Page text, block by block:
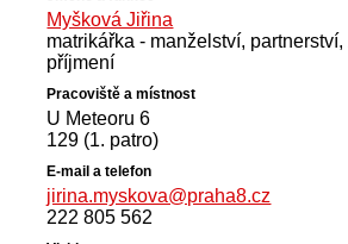
Myšková Jiřina
matrikářka - manželství,
příjmení
U Meteoru 6
129 (1. patro)
jirina.myskova@praha8.cz
222 805 562